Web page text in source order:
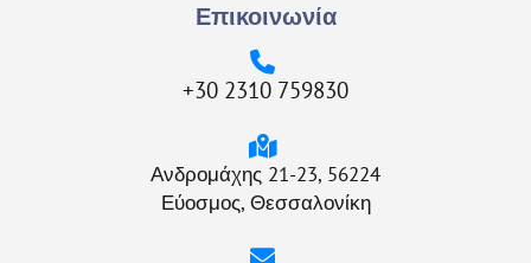
Επικοινωνία
+30 2310 759830
Ανδρομάχης 21-23, 56224
Εύοσμος, Θεσσαλονίκη